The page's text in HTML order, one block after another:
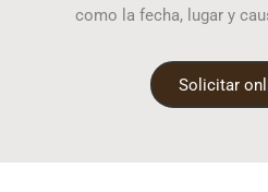
como la fecha, lugar y
Solicitar